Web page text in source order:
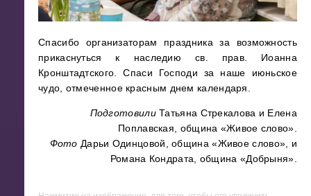
Спасибо организаторам праздника за возможность
прикаснуться к наследию св. прав. Иоанна
Кронштадтского. Спаси Господи за наше июньское
чудо, отмеченное красным днем календаря.
ПодготовилиТатьяна Стрекалова и Елена
Поплавская, община «Живое слово».
Фото Дарьи Одинцовой, община «Живое слово», и
Романа Кондрата, община «Добрыня».